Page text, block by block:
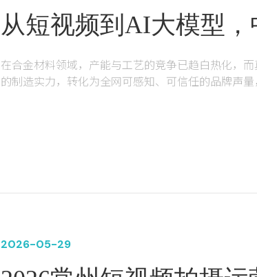
从短视频到AI大模型
业打赢全域获客战 ——丹阳海威、江苏兄弟合
金的数字化增长实录
在合金材料领域，产能与工艺的竞争已趋白热化，
的制造实力，转化为全网可感知、可信任的品牌声
丹阳海威合金与江苏兄弟合金，两家典型的工业制
2026-05-29